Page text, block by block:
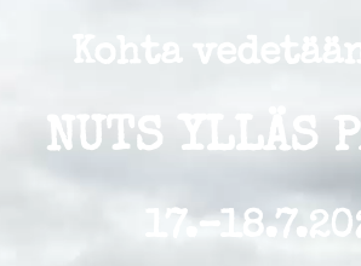
Kohta
NUTS YLLÄS